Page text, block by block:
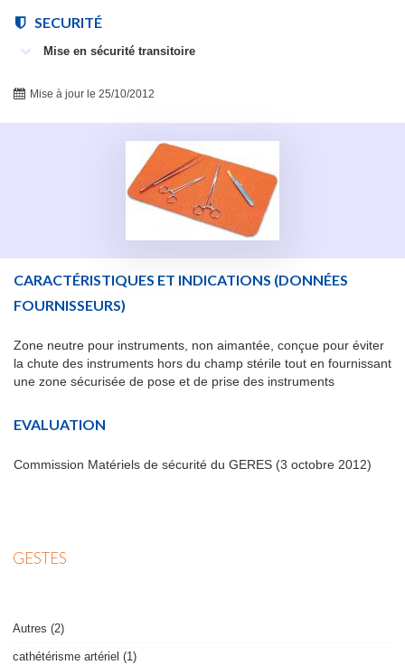
SECURITÉ
Mise en sécurité transitoire
Mise à jour le 25/10/2012
CARACTÉRISTIQUES ET INDICATIONS (DONNÉES
FOURNISSEURS)
Zone neutre pour instruments, non aimantée, conçue pour éviter
la chute des instruments hors du champ stérile tout en fournissant
une zone sécurisée de pose et de prise des instruments
EVALUATION
Commission Matériels de sécurité du GERES (3 octobre 2012)
GESTES
Autres (2)
cathétérisme artériel (1)